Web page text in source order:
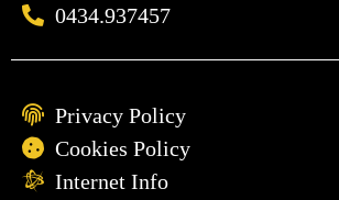
0434.937457
Privacy Policy
Cookies Policy
Internet Info